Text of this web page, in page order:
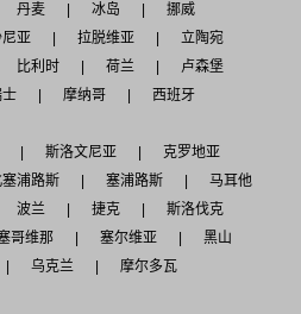
丹麦 冰岛
挪威
亚 拉脱维亚
立陶宛
比利时 荷兰
卢森堡
摩纳哥
西班牙
斯洛文尼亚
克罗地亚
浦路斯 塞浦路斯
马耳他
波兰 捷克
斯洛伐克
哥维那 塞尔维亚
黑山
乌克兰
摩尔多瓦